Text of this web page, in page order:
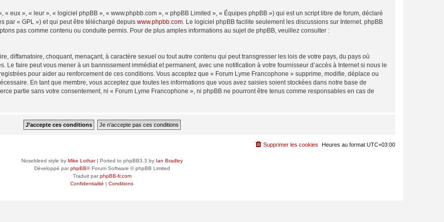
eux », « leur », « logiciel phpBB », « www.phpbb.com », « phpBB Limited », « Équipes phpBB ») qui est un script libre de forum, déclaré
par « GPL ») et qui peut être téléchargé depuis www.phpbb.com . Le logiciel phpBB facilite seulement les discussions sur Internet. phpBB
pas comme contenu ou conduite permis. Pour de plus amples informations au sujet de phpBB, veuillez consulter :
diffamatoire, choquant, menaçant, à caractère sexuel ou tout autre contenu qui peut transgresser les lois de votre pays, du pays où
Le faire peut vous mener à un bannissement immédiat et permanent, avec une notification à votre fournisseur d’accès à Internet si nous le
pour aider au renforcement de ces conditions. Vous acceptez que « Forum Lyme Francophone » supprime, modifie, déplace ou
En tant que membre, vous acceptez que toutes les informations que vous avez saisies soient stockées dans notre base de
partie sans votre consentement, ni « Forum Lyme Francophone », ni phpBB ne pourront être tenus comme responsables en cas de
Heures au format UTC+03:00
Supprimer les cookies
Nosebleed style by Mike Lothar| Ported to phpBB3.3 by Ian Bradley
Développé parphpBB® Forum Software © phpBB Limited
Traduit parphpBB-fr.com
Confidentialité | Conditions